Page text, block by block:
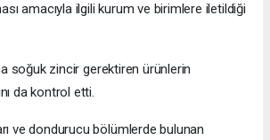
amacıyla ilgili kurum ve birimlere iletildiği
soğuk zincir gerektiren ürünlerin
da kontrol etti.
ve dondurucu bölümlerde bulunan